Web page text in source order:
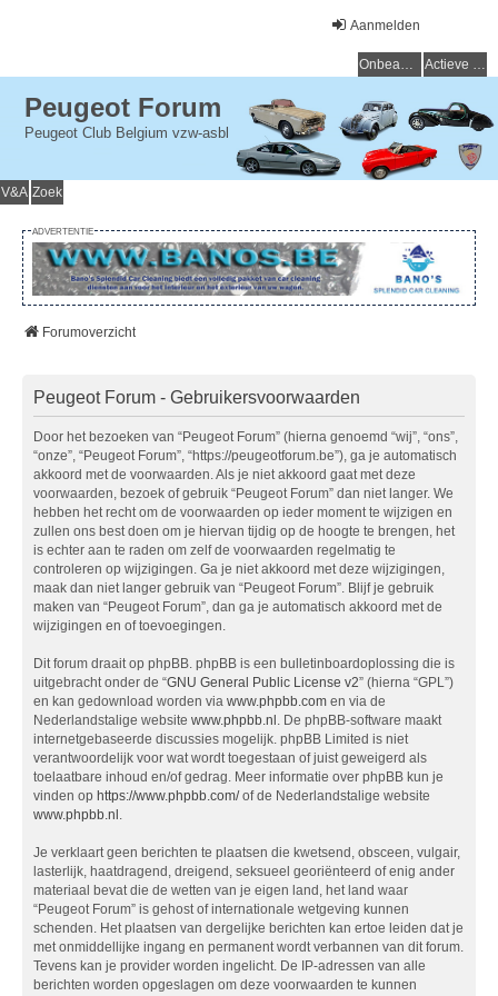
Aanmelden
Onbeantwoorde onderwerpen Actieve onderwerpen
Peugeot Forum
Peugeot Club Belgium vzw-asbl
V&A Zoek
ADVERTENTIE
Forumoverzicht
Peugeot Forum - Gebruikersvoorwaarden
Door het bezoeken van “Peugeot Forum” (hierna genoemd “wij”, “ons”,
“onze”, “Peugeot Forum”, “https://peugeotforum.be”), ga je automatisch
akkoord met de voorwaarden. Als je niet akkoord gaat met deze
voorwaarden, bezoek of gebruik “Peugeot Forum” dan niet langer. We
hebben het recht om de voorwaarden op ieder moment te wijzigen en
zullen ons best doen om je hiervan tijdig op de hoogte te brengen, het
is echter aan te raden om zelf de voorwaarden regelmatig te
controleren op wijzigingen. Ga je niet akkoord met deze wijzigingen,
maak dan niet langer gebruik van “Peugeot Forum”. Blijf je gebruik
maken van “Peugeot Forum”, dan ga je automatisch akkoord met de
wijzigingen en of toevoegingen.
Dit forum draait op phpBB. phpBB is een bulletinboardoplossing die is
uitgebracht onder de “GNU General Public License v2” (hierna “GPL”)
en kan gedownload worden via www.phpbb.com en via de
Nederlandstalige website www.phpbb.nl . De phpBB-software maakt
internetgebaseerde discussies mogelijk. phpBB Limited is niet
verantwoordelijk voor wat wordt toegestaan of juist geweigerd als
toelaatbare inhoud en/of gedrag. Meer informatie over phpBB kun je
vinden op https://www.phpbb.com/of de Nederlandstalige website
www.phpbb.nl .
Je verklaart geen berichten te plaatsen die kwetsend, obsceen, vulgair,
lasterlijk, haatdragend, dreigend, seksueel georiënteerd of enig ander
materiaal bevat die de wetten van je eigen land, het land waar
“Peugeot Forum” is gehost of internationale wetgeving kunnen
schenden. Het plaatsen van dergelijke berichten kan ertoe leiden dat je
met onmiddellijke ingang en permanent wordt verbannen van dit forum.
Tevens kan je provider worden ingelicht. De IP-adressen van alle
berichten worden opgeslagen om deze voorwaarden te kunnen